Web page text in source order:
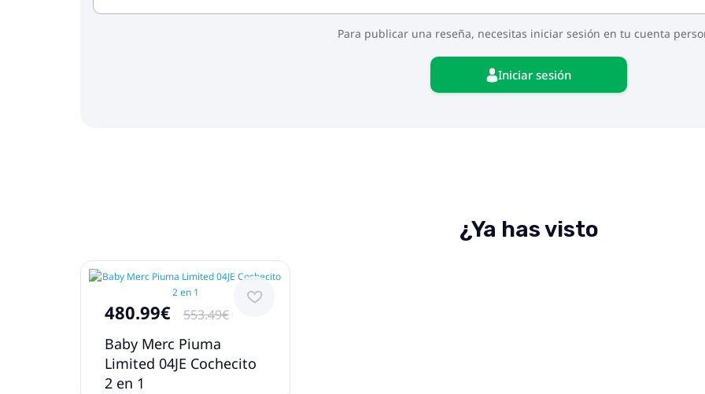
Para publicar una reseña, necesitas iniciar sesión en tu cuenta
Iniciar sesión
¿Ya has visto
480.99€ 553.49€
Baby Merc Piuma
Limited 04JE Cochecito
2 en 1